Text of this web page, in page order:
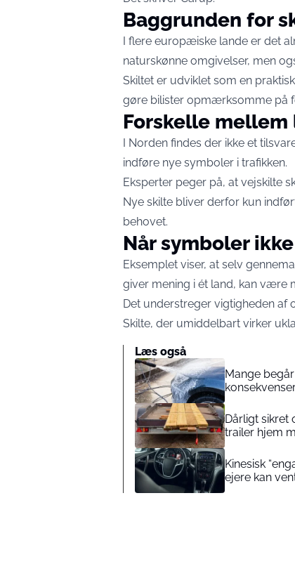
Baggrunden for
I flere europæiske lande er det
naturskønne omgivelser, men
Skiltet er udviklet som en
gøre bilister opmærksomme på
Forskelle mellem
I Norden findes der ikke et
indføre nye symboler i trafikken.
Eksperter peger på, at vejskilte
Nye skilte bliver derfor kun
behovet.
Når symboler
Eksemplet viser, at selv
giver mening i ét land, kan være
Det understreger vigtigheden
Skilte, der umiddelbart virker
Læs også
Mange
Dårligt sikret
trailer hjem
Kinesisk
ejere kan